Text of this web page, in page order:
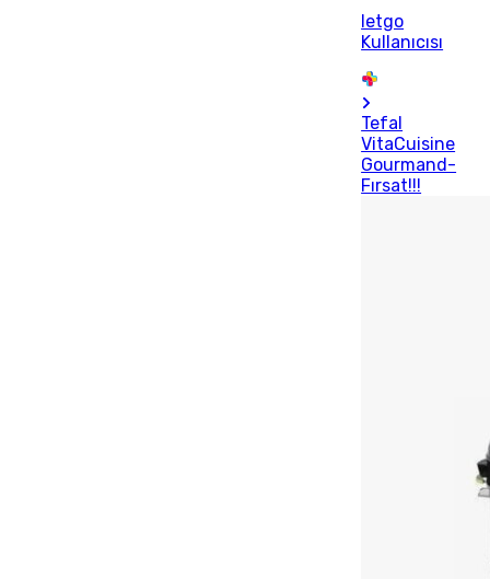
letgo
Kullanıcısı
Tefal
VitaCuisine
Gourmand-
Fırsat!!!